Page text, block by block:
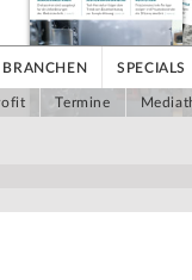
BRANCHEN SPECIALS
Termine